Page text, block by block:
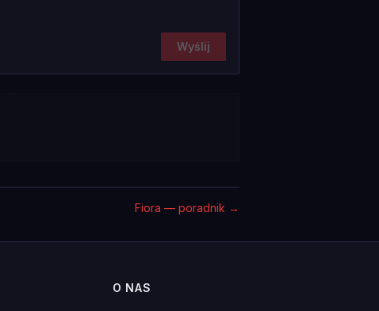
Wyślij
Fiora — poradnik →
O NAS